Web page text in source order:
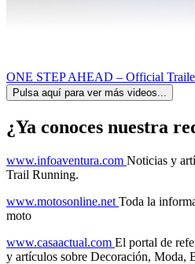
ONE STEP AHEAD – Official
Pulsa aquí para ver más videos...
¿Ya conoces nuestra
www.infoaventura.com Noticias y
Trail Running.
www.motosonline.net Toda la
moto
www.casaactual.com El portal de
y artículos sobre Decoración, Moda,